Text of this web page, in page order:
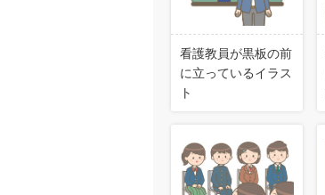
看護教員が黒板の前
に立っているイラス
ト